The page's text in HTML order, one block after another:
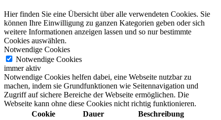
Hier finden Sie eine Übersicht über alle verwendeten Cookies. Sie
können Ihre Einwilligung zu ganzen Kategorien geben oder sich
weitere Informationen anzeigen lassen und so nur bestimmte
Cookies auswählen.
Notwendige Cookies
Notwendige Cookies
immer aktiv
Notwendige Cookies helfen dabei, eine Webseite nutzbar zu
machen, indem sie Grundfunktionen wie Seitennavigation und
Zugriff auf sichere Bereiche der Webseite ermöglichen. Die
Webseite kann ohne diese Cookies nicht richtig funktionieren.
Cookie
Dauer Beschreibung